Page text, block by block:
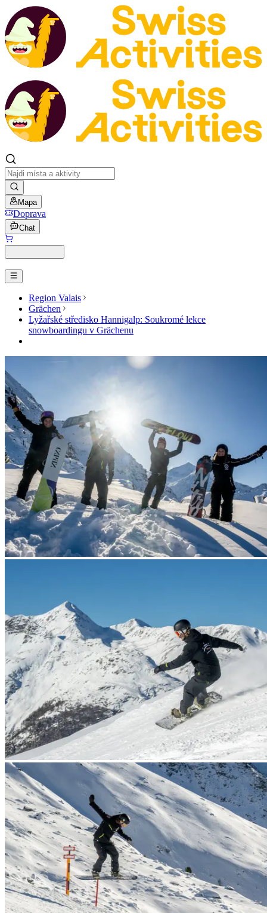
Mapa
Doprava
Chat
Region Valais
Grächen
Lyžařské středisko Hannigalp: Soukromé lekce
snowboardingu v Grächenu